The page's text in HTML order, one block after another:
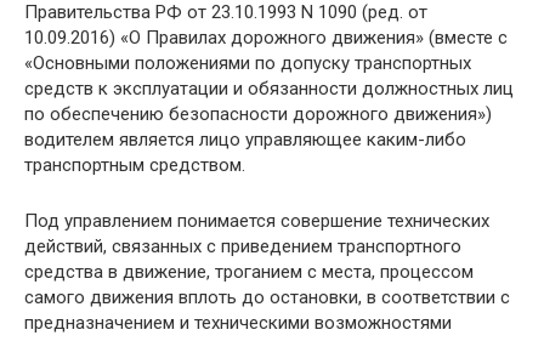
Правительства РФ от 23.10.1993 N 1090 (ред. от
10.09.2016) «О Правилах дорожного движения» (вместе с
«Основными положениями по допуску транспортных
средств к эксплуатации и обязанности должностных лиц
по обеспечению безопасности дорожного движения»)
водителем является лицо управляющее каким-либо
транспортным средством.
Под управлением понимается совершение технических
действий, связанных с приведением транспортного
средства в движение, троганием с места, процессом
самого движения вплоть до остановки, в соответствии с
предназначением и техническими возможностями